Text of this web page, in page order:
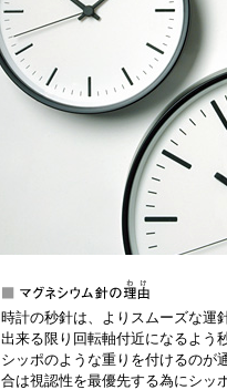
時計の秒針は、よりスムーズな運
出来る限り回転軸付近になるよう
シッポのような重りを付けるのが
合は視認性を最優先する為にシッ